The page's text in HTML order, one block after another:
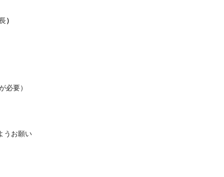
）
必要）
うお願い